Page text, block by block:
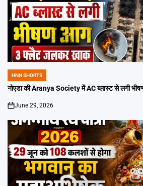
POSTED
IN
HNN SHORTS
नोएडा की Aranya Society में AC ब्लास्ट से लगी
on
June 29, 2026